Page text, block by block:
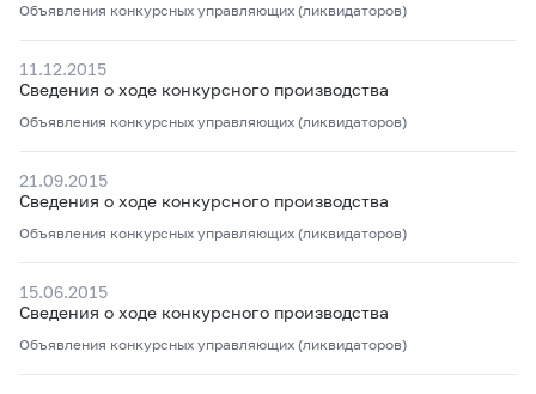
Объявления конкурсных управляющих (ликвидаторов)
11.12.2015
Сведения о ходе конкурсного производства
Объявления конкурсных управляющих (ликвидаторов)
21.09.2015
Сведения о ходе конкурсного производства
Объявления конкурсных управляющих (ликвидаторов)
15.06.2015
Сведения о ходе конкурсного производства
Объявления конкурсных управляющих (ликвидаторов)